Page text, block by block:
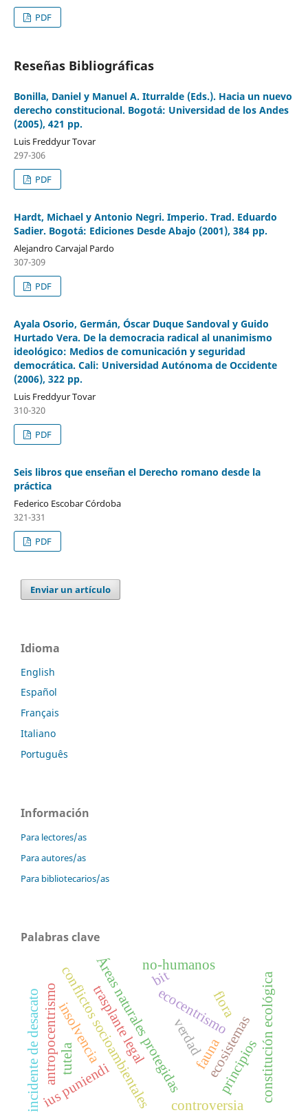
PDF
Reseñas Bibliográficas
Bonilla, Daniel y Manuel A. Iturralde (Eds.). Hacia un nuevo
derecho constitucional. Bogotá: Universidad de los Andes
(2005), 421 pp.
Luis Freddyur Tovar
297-306
PDF
Hardt, Michael y Antonio Negri. Imperio. Trad. Eduardo
Sadier. Bogotá: Ediciones Desde Abajo (2001), 384 pp.
Alejandro Carvajal Pardo
307-309
PDF
Ayala Osorio, Germán, Óscar Duque Sandoval y Guido
Hurtado Vera. De la democracia radical al unanimismo
ideológico: Medios de comunicación y seguridad
democrática. Cali: Universidad Autónoma de Occidente
(2006), 322 pp.
Luis Freddyur Tovar
310-320
PDF
Seis libros que enseñan el Derecho romano desde la
práctica
Federico Escobar Córdoba
321-331
PDF
Enviar un artículo
Idioma
English
Español
Français
Italiano
Português
Información
Para lectores/as
Para autores/as
Para bibliotecarios/as
Palabras clave
trasplante legal
Áreas naturales protegidas
conflictos socioambientalesecocentrismo
flora
fauna
ecosistemas
ius puniendi constitución ecológica
no-humanos
antropocentrismo
bit
controversia
incidente de desacato tutela
insolvencia
principios
verdad